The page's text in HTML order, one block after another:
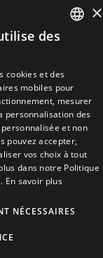
Warfare 4
jeux en cash
ENGLISH
×
des
cookies et des
mobiles pour
mesurer
personnalisation des
et non
pouvez accepter,
vos choix à tout
dans notre Politique
En savoir plus
NÉCESSAIRES